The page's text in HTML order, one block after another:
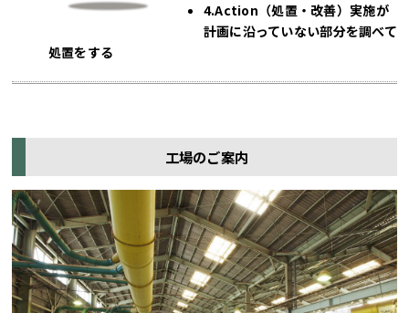
4.Action（処置・改善） 実施が
計画に沿っていない部分を調べて
処置をする
工場のご案内